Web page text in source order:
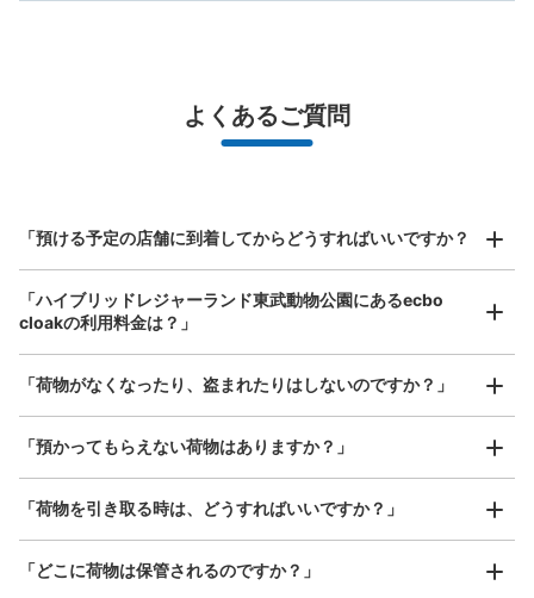
コインロッカー
東武動物公園駅駅から徒歩分
本日の営業時間: 09:30〜 17:00
ゲームセンター横にあります。トイレの横なのでわかりや
すいです。いつもスカスカです。
スマホからお店と日時を
指定して事前予約
お店で荷物の写真を
撮ってもらいチェックイン完了
全国1,000箇所以上と提携
アクセスの良い駅ナカ店舗や24時間営業店舗等も多数提携しています
最大辺が45cm未満の大きさのお荷物（リュック、ハンド
バッグ、お手荷物など）
¥800/ 日
器、ベビーカーなど）
よくあるご質問
「預ける予定の店舗に到着してからどうすればいいですか？
「ハイブリッドレジャーランド東武動物公園にあるecbo
cloakの利用料金は？」
「荷物がなくなったり、盗まれたりはしないのですか？」
「預かってもらえない荷物はありますか？」
「荷物を引き取る時は、どうすればいいですか？」
「どこに荷物は保管されるのですか？」